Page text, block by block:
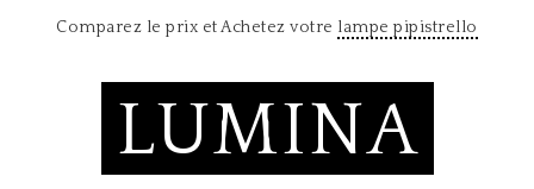
Comparez le prix et Achetez votre lampe pipistrello
LUMINA